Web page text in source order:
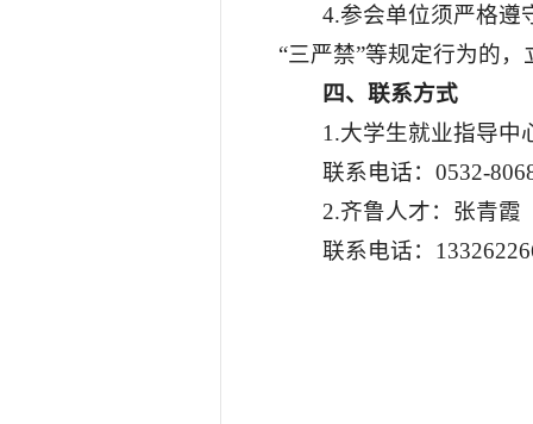
4.参会单位须严格遵
“三严禁”等规定行为的
四、联系方式
1.大学生就业指导中
联系电话：0532-
2.齐鲁人才：张青霞
联系电话：